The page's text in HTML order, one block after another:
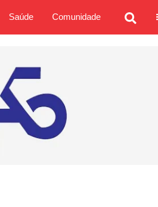
Saúde Comunidade